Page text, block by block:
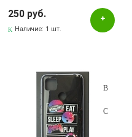
250 руб.
Наличие: 1 шт.